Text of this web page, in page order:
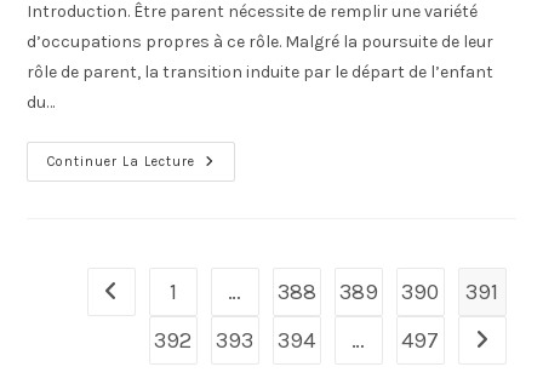
Introduction. Être parent nécessite de remplir une variété
d’occupations propres à ce rôle. Malgré la poursuite de leur
rôle de parent, la transition induite par le départ de l’enfant
du…
Continuer La Lecture
1 … 388 389 390
391
392
393 394 … 497